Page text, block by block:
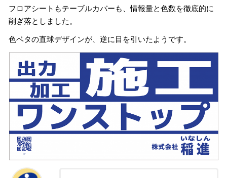
フロアシートもテーブルカバーも、情報量と色数を徹底的に
削ぎ落としました。
色ベタの直球デザインが、逆に目を引いたようです。